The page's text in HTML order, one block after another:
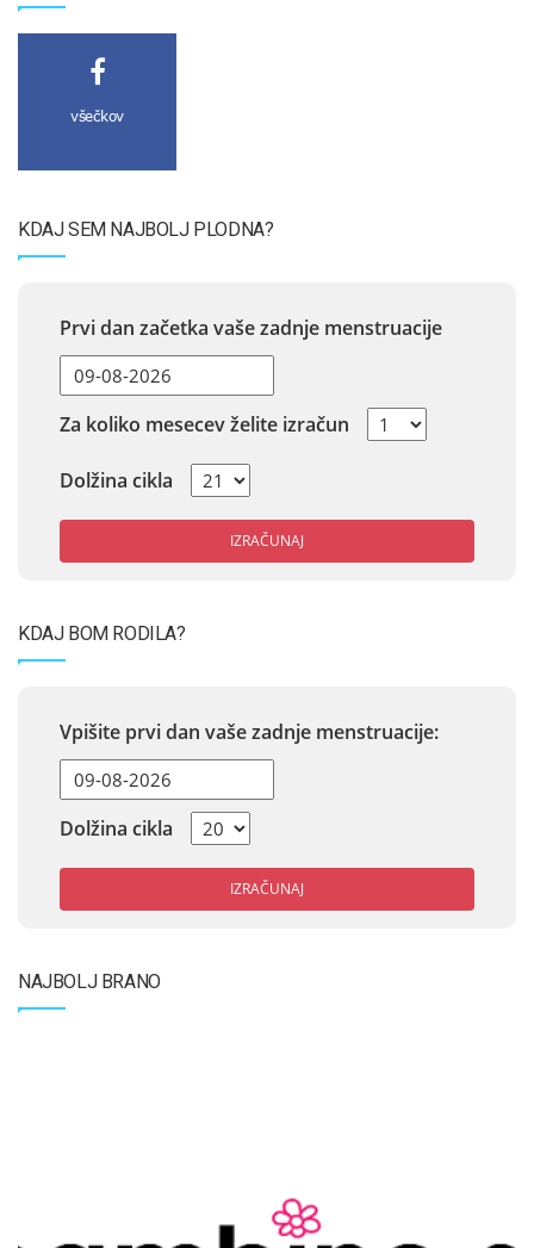
všečkov
KDAJ SEM NAJBOLJ PLODNA?
Prvi dan začetka vaše zadnje menstruacije
Za koliko mesecev želite izračun
Dolžina cikla
IZRAČUNAJ
KDAJ BOM RODILA?
Vpišite prvi dan vaše zadnje menstruacije:
Dolžina cikla
IZRAČUNAJ
NAJBOLJ BRANO